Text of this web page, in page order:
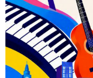
学
校
义
学
院
学
生
资
就
业
信
息